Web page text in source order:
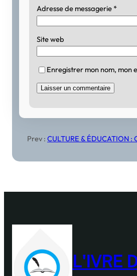
Adresse de messagerie *
Site web
Enregistrer mon nom, mon
Prev :CULTURE & ÉDUCATION
L'IVRE